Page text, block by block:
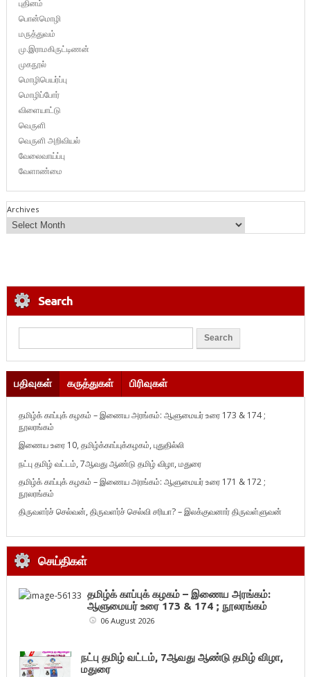
புதினம்
பொன்மொழி
மருத்துவம்
மு.இராமகிருட்டிணன்
முகநூல்
மொழிபெயர்ப்பு
மொழிப்போர்
விளையாட்டு
வெருளி
வெருளி அறிவியல்
வேலைவாய்ப்பு
வேளாண்மை
Archives
Search
பதிவுகள் கருத்துகள் பிரிவுகள்
தமிழ்க் காப்புக் கழகம் – இணைய அரங்கம்: ஆளுமையர் உரை 173 & 174 ;
நூலரங்கம்
இணைய உரை 10, தமிழ்க்காப்புக்கழகம், புதுதில்லி
நட்பு தமிழ் வட்டம், 7ஆவது ஆண்டு தமிழ் விழா, மதுரை
தமிழ்க் காப்புக் கழகம் – இணைய அரங்கம்: ஆளுமையர் உரை 171 & 172 ;
நூலரங்கம்
திருவளர்ச் செல்வன், திருவளர்ச் செல்வி சரியா? – இலக்குவனார் திருவள்ளுவன்
செய்திகள்
தமிழ்க் காப்புக் கழகம் – இணைய அரங்கம்:
ஆளுமையர் உரை 173 & 174 ; நூலரங்கம்
06 August 2026
நட்பு தமிழ் வட்டம், 7ஆவது ஆண்டு தமிழ் விழா,
மதுரை